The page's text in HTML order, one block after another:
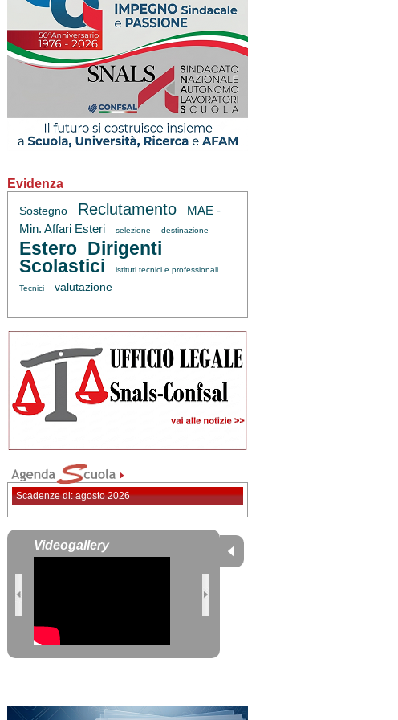
Evidenza
Sostegno Reclutamento
MAE -
Min. Affari Esteri
selezione destinazione
Estero Dirigenti
Scolastici
istituti tecnici e professionali
Tecnici valutazione
Scadenze di: agosto 2026
Videogallery